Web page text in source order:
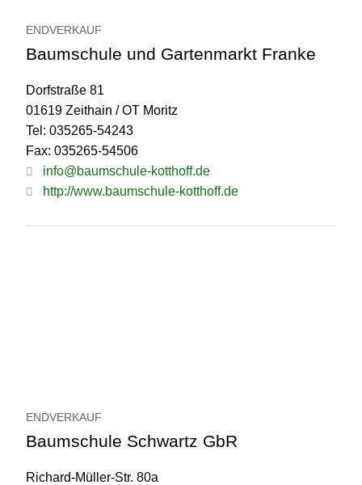
ENDVERKAUF
Baumschule und Gartenmarkt Franke
Dorfstraße 81
01619 Zeithain / OT Moritz
Tel: 035265-54243
Fax: 035265-54506
info@baumschule-kotthoff.de
http://www.baumschule-kotthoff.de
ENDVERKAUF
Baumschule Schwartz GbR
Richard-Müller-Str. 80a